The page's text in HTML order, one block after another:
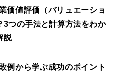
価値評価（バリュエーショ
3つの手法と計算方法をわか
説
例から学ぶ成功のポイント